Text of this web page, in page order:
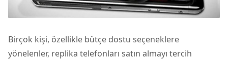
Birçok kişi, özellikle bütçe dostu seçeneklere
yönelenler, replika telefonları satın almayı tercih